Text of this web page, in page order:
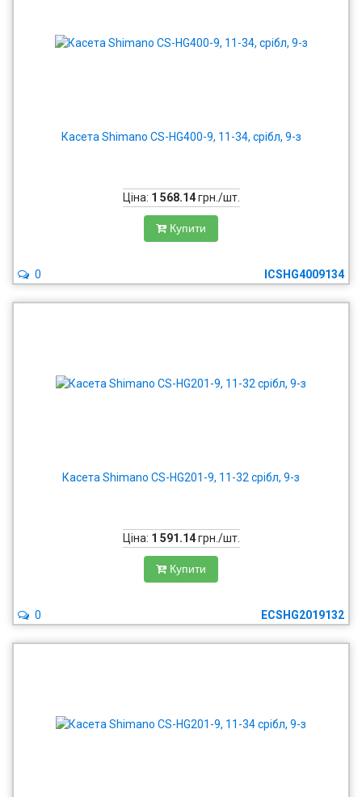
Касета Shimano CS-HG400-9, 11-34, срібл, 9-з
Ціна: 1 568.14грн./шт.
Купити
ICSHG4009134
0
Касета Shimano CS-HG201-9, 11-32 срібл, 9-з
Ціна: 1 591.14грн./шт.
Купити
ECSHG2019132
0